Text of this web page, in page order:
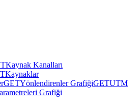
Kaynak Kanalları
Kaynaklar
GETYönlendirenler GrafiğiGETUTM
Grafiği